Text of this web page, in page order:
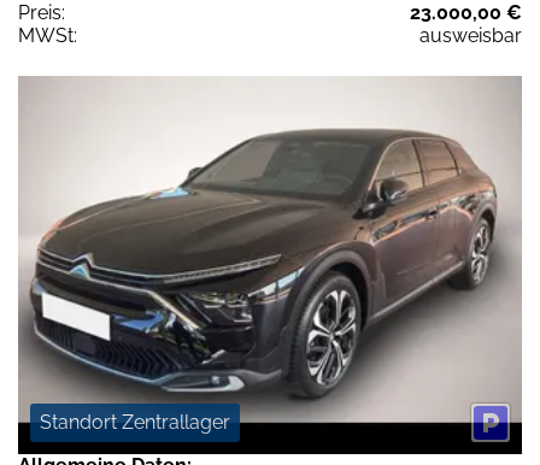
Preis:
23.000,00 €
MWSt:
ausweisbar
Standort Zentrallager